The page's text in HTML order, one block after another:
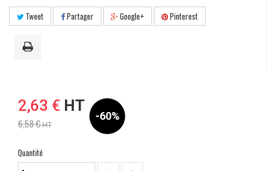
Tweet Partager Google+ Pinterest
2,63 € HT
6,58 €HT
-60%
Quantité